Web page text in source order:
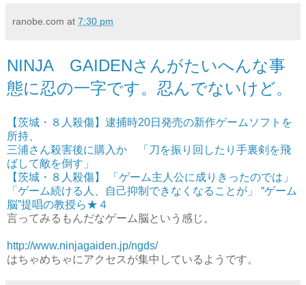
ranobe.com at 7:30 pm
NINJA GAIDENさんがたいへんな事
態に忍の一字です。忍んでないけど。
【茨城・８人殺傷】逮捕時20日発売の新作ゲームソフトを
所持、
三浦さん殺害後に購入か 「刀を振り回したり手裏剣を飛
ばして敵を倒す」
【茨城・８人殺傷】 「ゲーム主人公に成りきったのでは」
「ゲーム続ける人、自己抑制できなくなることが」 “ゲーム
脳”提唱の教授ら★４
言ってみるもんだなゲーム脳という感じ。
http://www.ninjagaiden.jp/ngds/
はちゃめちゃにアクセスが集中しているようです。